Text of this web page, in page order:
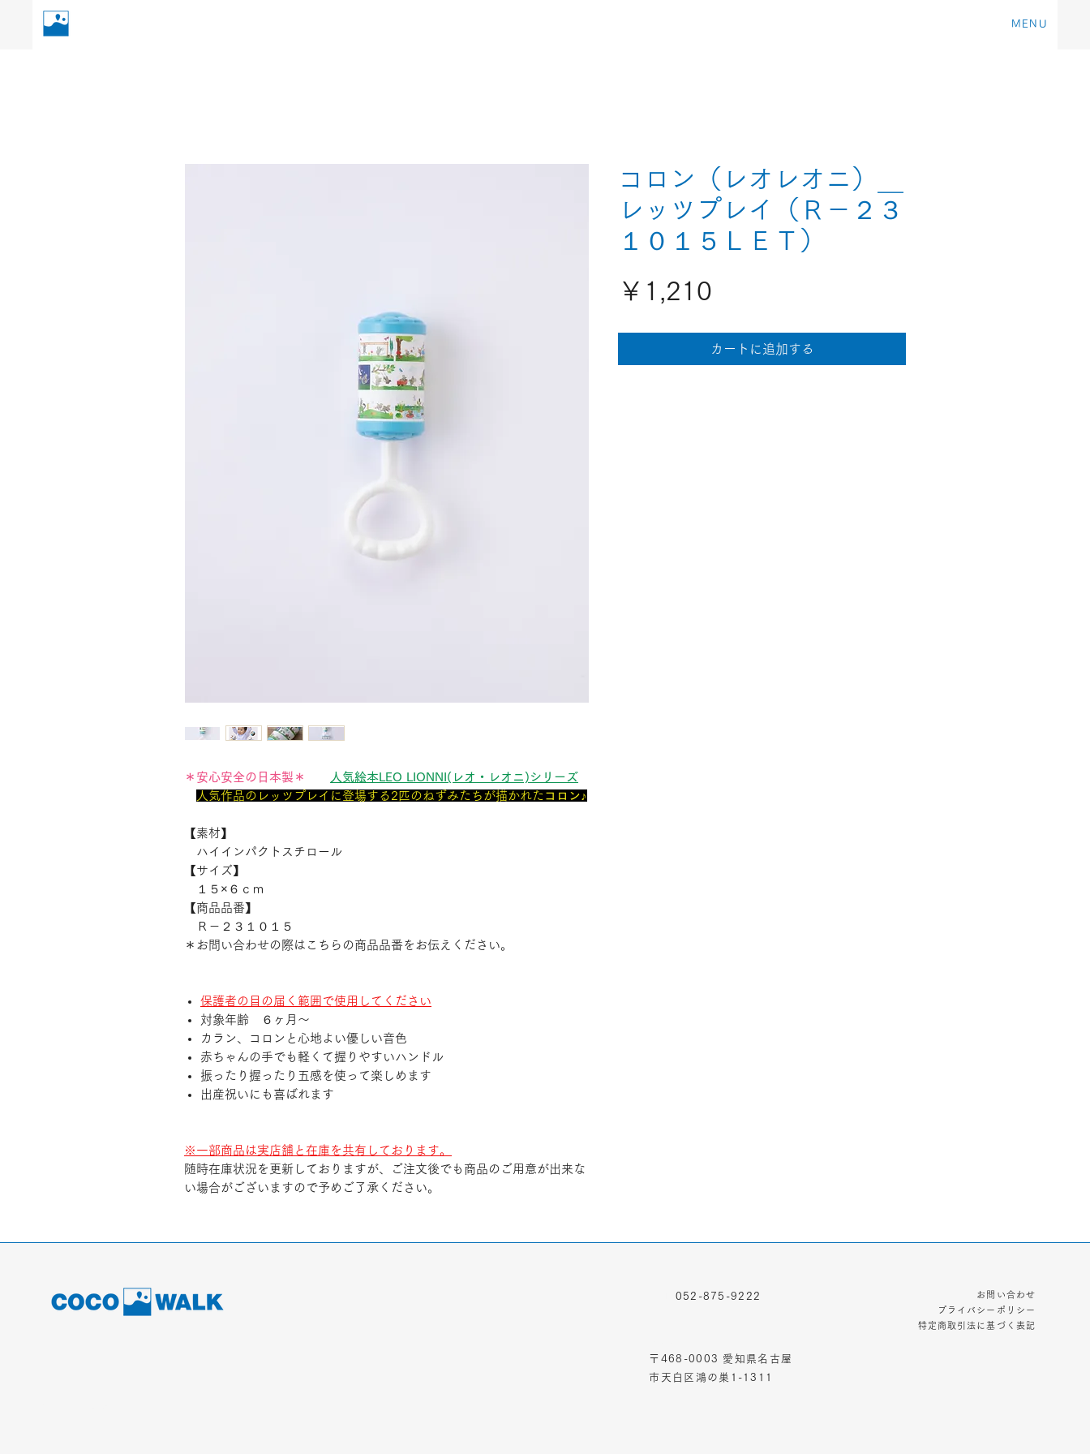
MENU
＊安心安全の日本製＊
人気絵本LEO LIONNI(レオ・レオニ)シリーズ
人気作品のレッツプレイに登場する2匹のねずみたちが描かれた コロン♪
【素材】
ハイインパクトスチロール
【サイズ】
１５×６ｃｍ
【商品品番】
Ｒ－２３１０１５
＊お問い合わせの際はこちらの商品品番をお伝えください。
保護者の目の届く範囲で使用してください
対象年齢 ６ヶ月～
カラン、コロンと心地よい優しい音色
赤ちゃんの手でも軽くて握りやすいハンドル
振ったり握ったり五感を使って楽しめます
出産祝いにも喜ばれます
※一部商品は実店舗と在庫を共有しております。
随時在庫状況を更新しておりますが、ご注文後でも商品のご用意が出来な
い場合がございますので予めご了承ください。
コロン（レオレオニ）＿
レッツプレイ（Ｒ－２３
１０１５ＬＥＴ）
￥1,210
カートに追加する
052-875-9222
〒468-0003 愛知県名古屋
市天白区鴻の巣1-1311
お問い合わせ
プライバシーポリシー
特定商取引法に基づく表記